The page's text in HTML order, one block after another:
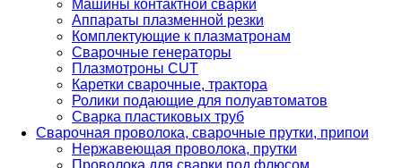
Машины контактной сварки
Аппараты плазменной резки
Комплектующие к плазматронам
Сварочные генераторы
Плазмотроны CUT
Каретки сварочные, трактора
Ролики подающие для полуавтоматов
Сварка пластиковых труб
Сварочная проволока, сварочные прутки, припои
Нержавеющая проволока, прутки
Проволока для сварки под флюсом